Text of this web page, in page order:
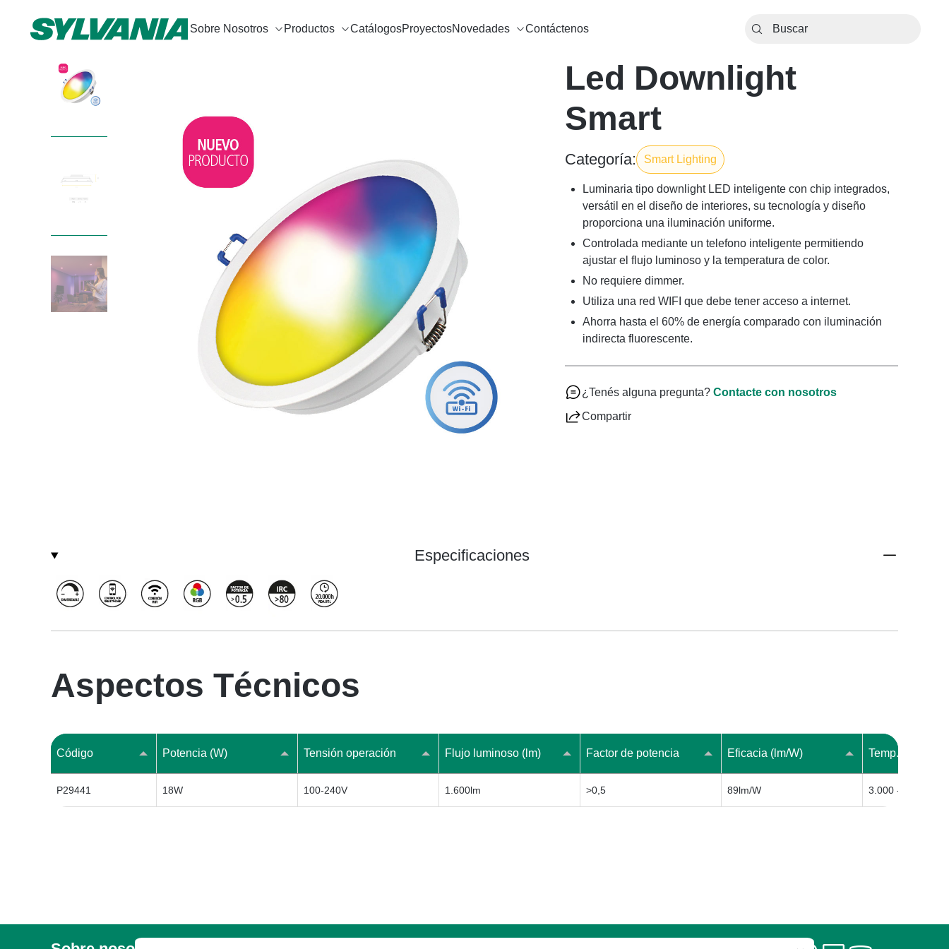
Sobre Nosotros Productos CatálogosProyectosNovedades Contáctenos
Led Downlight
Smart
Categoría: Smart Lighting
Luminaria tipo downlight LED inteligente con chip integrados,
versátil en el diseño de interiores, su tecnología y diseño
proporciona una iluminación uniforme.
Controlada mediante un telefono inteligente permitiendo
ajustar el flujo luminoso y la temperatura de color.
No requiere dimmer.
Utiliza una red WIFI que debe tener acceso a internet.
Ahorra hasta el 60% de energía comparado con iluminación
indirecta fluorescente.
¿Tenés alguna pregunta? Contacte con nosotros
Compartir
Especificaciones
Aspectos Técnicos
Código Potencia (W) Tensión operación Flujo luminoso (lm) Factor de potencia Eficacia (lm/W) Temp. de Color
P29441 18W 100-240V 1.600lm >0,5 89lm/W 3.000 - 6500 /